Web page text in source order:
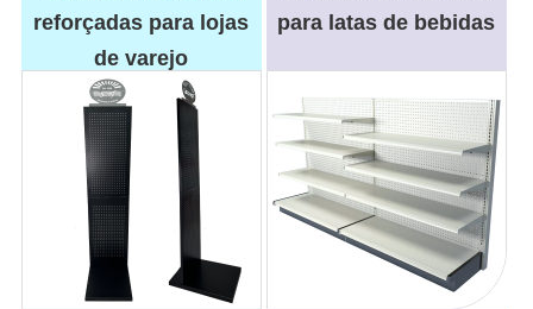
reforçadas para lojas
de varejo
para latas de bebidas